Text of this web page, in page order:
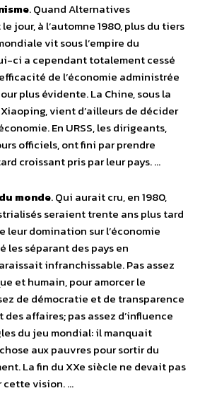
. Quand Alternatives
jour, à l’automne 1980, plus du tiers
vit sous l’empire du
ci a cependant totalement cessé
de l’économie administrée
plus évidente. La Chine, sous la
vient d’ailleurs de décider
En URSS, les dirigeants,
officiels, ont fini par prendre
croissant pris par leur pays. …
monde. Qui aurait cru, en 1980,
seraient trente ans plus tard
leur domination sur l’économie
les séparant des pays en
infranchissable. Pas assez
et humain, pour amorcer le
de démocratie et de transparence
affaires; pas assez d’influence
du jeu mondial: il manquait
aux pauvres pour sortir du
La fin du XXe siècle ne devait pas
vision. …